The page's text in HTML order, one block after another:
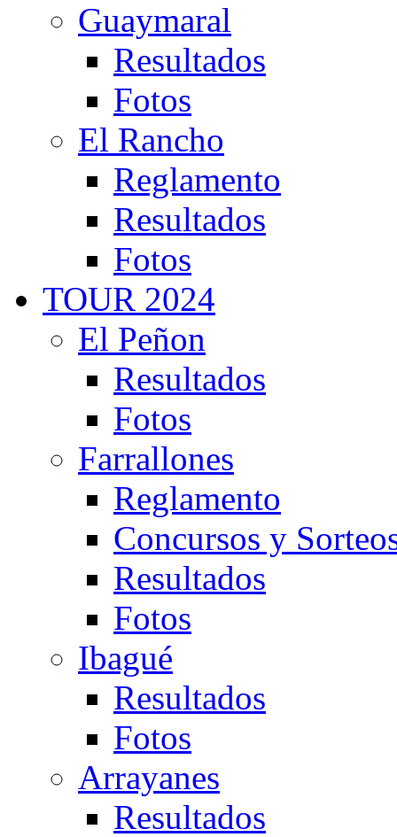
Guaymaral
Resultados
Fotos
El Rancho
Reglamento
Resultados
Fotos
TOUR 2024
El Peñon
Resultados
Fotos
Farrallones
Reglamento
Concursos y
Resultados
Fotos
Ibagué
Resultados
Fotos
Arrayanes
Resultados